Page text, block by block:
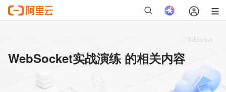
WebSocket实战演练 的相关内容